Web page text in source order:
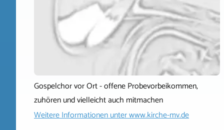
Gospelchor vor Ort - offene Probevorbeikommen,
zuhören und vielleicht auch mitmachen
Weitere Informationen unterwww.kirche-mv.de